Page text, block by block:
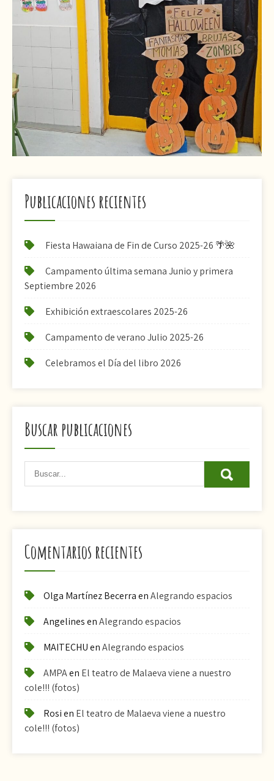
Publicaciones recientes
Fiesta Hawaiana de Fin de Curso 2025-26 🌴🌺
Campamento última semana Junio y primera
Septiembre 2026
Exhibición extraescolares 2025-26
Campamento de verano Julio 2025-26
Celebramos el Día del libro 2026
Buscar publicaciones
Comentarios recientes
Olga Martínez BecerraenAlegrando espacios
AngelinesenAlegrando espacios
MAITECHUenAlegrando espacios
AMPAen El teatro de Malaeva viene a nuestro
cole!!! (fotos)
Rosien El teatro de Malaeva viene a nuestro
cole!!! (fotos)